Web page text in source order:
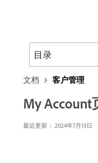
文档 客户管理
My Account
最近更新： 2024年7月13日
目录